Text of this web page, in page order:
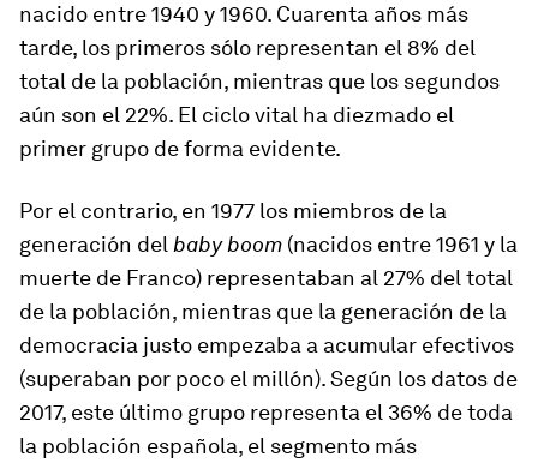
nacido entre 1940 y 1960. Cuarenta años más
tarde, los primeros sólo representan el 8% del
total de la población, mientras que los segundos
aún son el 22%. El ciclo vital ha diezmado el
primer grupo de forma evidente.
Por el contrario, en 1977 los miembros de la
generación del baby boom (nacidos entre 1961 y la
muerte de Franco) representaban al 27% del total
de la población, mientras que la generación de la
democracia justo empezaba a acumular efectivos
(superaban por poco el millón). Según los datos de
2017, este último grupo representa el 36% de toda
la población española, el segmento más